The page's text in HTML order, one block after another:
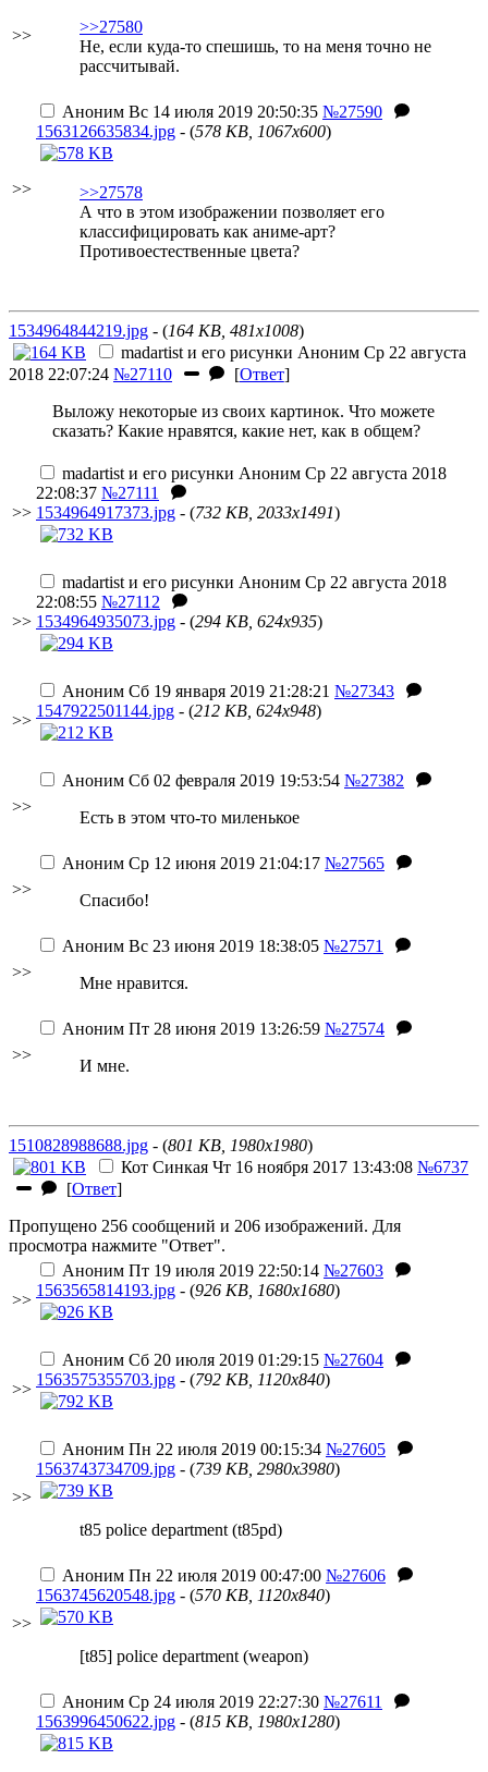
>>
>>27580
Не, если куда-то спешишь, то на меня точно не
рассчитывай.
>>
Аноним Вс 14 июля 2019 20:50:35 №27590
1563126635834.jpg - (578 KB, 1067x600)
>>27578
А что в этом изображении позволяет его
классифицировать как аниме-арт?
Противоестественные цвета?
1534964844219.jpg - (164 KB, 481x1008)
madartist и его рисунки Аноним Ср 22 августа
2018 22:07:24 №27110 [Ответ]
Выложу некоторые из своих картинок. Что можете
сказать? Какие нравятся, какие нет, как в общем?
>>
madartist и его рисунки Аноним Ср 22 августа 2018
22:08:37 №27111
1534964917373.jpg - (732 KB, 2033x1491)
>>
madartist и его рисунки Аноним Ср 22 августа 2018
22:08:55 №27112
1534964935073.jpg - (294 KB, 624x935)
>>
Аноним Сб 19 января 2019 21:28:21 №27343
1547922501144.jpg - (212 KB, 624x948)
>>
Аноним Сб 02 февраля 2019 19:53:54 №27382
Есть в этом что-то миленькое
>>
Аноним Ср 12 июня 2019 21:04:17 №27565
Спасибо!
>>
Аноним Вс 23 июня 2019 18:38:05 №27571
Мне нравится.
>>
Аноним Пт 28 июня 2019 13:26:59 №27574
И мне.
1510828988688.jpg - (801 KB, 1980x1980)
Кот Синкая Чт 16 ноября 2017 13:43:08 №6737
[Ответ]
Пропущено 256 сообщений и 206 изображений. Для
просмотра нажмите "Ответ".
>>
Аноним Пт 19 июля 2019 22:50:14 №27603
1563565814193.jpg - (926 KB, 1680x1680)
>>
Аноним Сб 20 июля 2019 01:29:15 №27604
1563575355703.jpg - (792 KB, 1120x840)
>>
Аноним Пн 22 июля 2019 00:15:34 №27605
1563743734709.jpg - (739 KB, 2980x3980)
t85 police department (t85pd)
>>
Аноним Пн 22 июля 2019 00:47:00 №27606
1563745620548.jpg - (570 KB, 1120x840)
[t85] police department (weapon)
Аноним Ср 24 июля 2019 22:27:30 №27611
1563996450622.jpg - (815 KB, 1980x1280)